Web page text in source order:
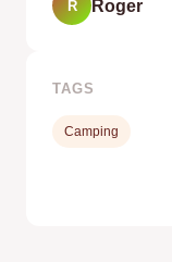
R Roger
TAGS
Camping